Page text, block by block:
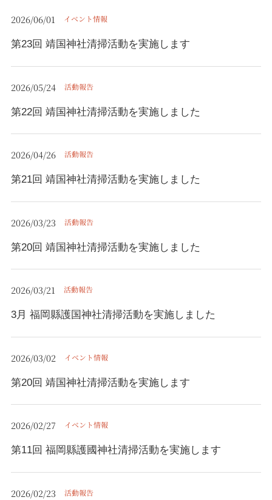
2026/06/01 イベント情報
第23回 靖国神社清掃活動を実施します
2026/05/24 活動報告
第22回 靖国神社清掃活動を実施しました
2026/04/26 活動報告
第21回 靖国神社清掃活動を実施しました
2026/03/23 活動報告
第20回 靖国神社清掃活動を実施しました
2026/03/21 活動報告
3月 福岡縣護国神社清掃活動を実施しました
2026/03/02 イベント情報
第20回 靖国神社清掃活動を実施します
2026/02/27 イベント情報
第11回 福岡縣護國神社清掃活動を実施します
2026/02/23 活動報告